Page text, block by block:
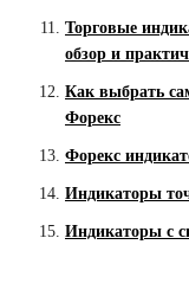
Торговые
обзор и
Как выбрать
Форекс
Форекс
Индикаторы
Индикаторы с